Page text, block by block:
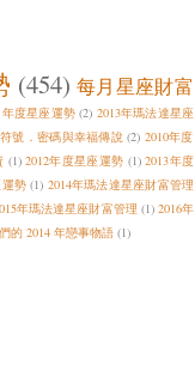
(454) 每月星座財富
年度星座運勢 (2) 2013年瑪法達星座
符號．密碼與幸福傳說 (2) 2010年度
(1) 2012年度星座運勢 (1) 2013年度
勢 (1) 2014年瑪法達星座財富管理
年瑪法達星座財富管理 (1) 2016年
的 2014 年戀事物語 (1)